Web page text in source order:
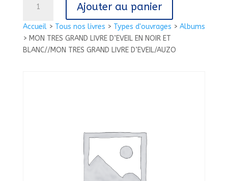
Accueil> Tous nos livres > Types d'ouvrages > Albums
> MON TRES GRAND LIVRE D’EVEIL EN NOIR ET
BLANC//MON TRES GRAND LIVRE D’EVEIL/AUZO
MON
TRES
GRAND
Ajouter au panier